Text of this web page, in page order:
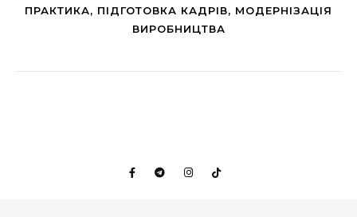
ПРАКТИКА, ПІДГОТОВКА КАДРІВ, МОДЕРНІЗАЦІЯ
ВИРОБНИЦТВА